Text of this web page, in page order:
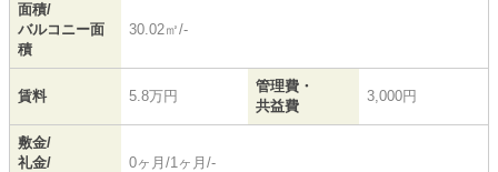
面積/
バルコニー面
積
30.02㎡/-
賃料 5.8万円
管理費・
共益費
3,000円
敷金/
礼金/
0ヶ月/1ヶ月/-